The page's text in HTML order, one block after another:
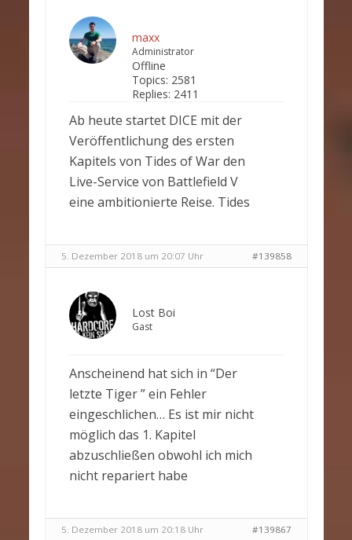
maxx
Administrator
Offline
Topics: 2581
Replies: 2411
Ab heute startet DICE mit der
Veröffentlichung des ersten
Kapitels von Tides of War den
Live-Service von Battlefield V
eine ambitionierte Reise. Tides
5. Dezember 2018 um 20:07 Uhr #139858
Lost Boi
Gast
Anscheinend hat sich in “Der
letzte Tiger ” ein Fehler
eingeschlichen… Es ist mir nicht
möglich das 1. Kapitel
abzuschließen obwohl ich mich
nicht repariert habe
5. Dezember 2018 um 20:18 Uhr #139867